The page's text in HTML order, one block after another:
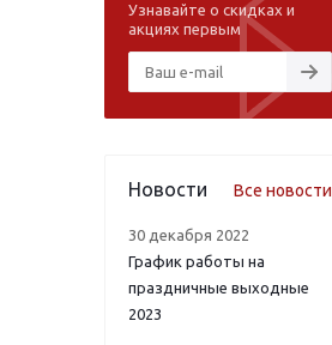
Узнавайте о скидках и
акциях первым
Новости Все новости
30 декабря 2022
График работы на
праздничные выходные
2023